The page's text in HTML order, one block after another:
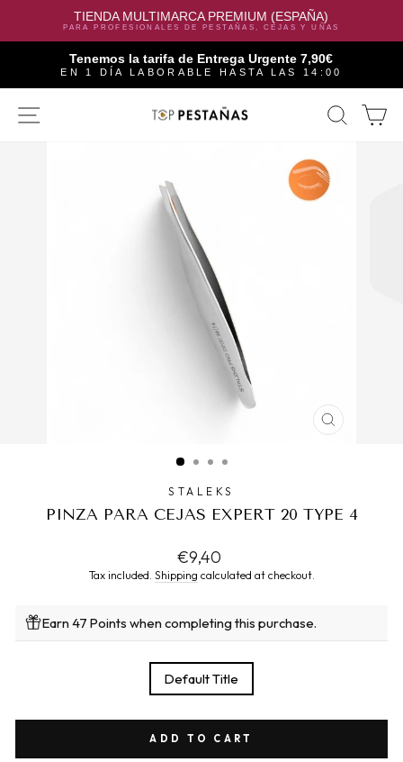
TIENDA MULTIMARCA PREMIUM (ESPAÑA)
PARA PROFESIONALES DE PESTAÑAS, CEJAS Y UÑAS
Tenemos la tarifa de Entrega Urgente 7,90€
EN 1 DÍA LABORABLE HASTA LAS 14:00
SITE NAVIGATION
CLOSE
STALEKS
PINZA PARA CEJAS EXPERT 20 TYPE 4
Regular
price
€9,40
Tax included. Shipping calculated at checkout.
Earn 47 Points when completing this purchase.
Default Title
ADD TO CART